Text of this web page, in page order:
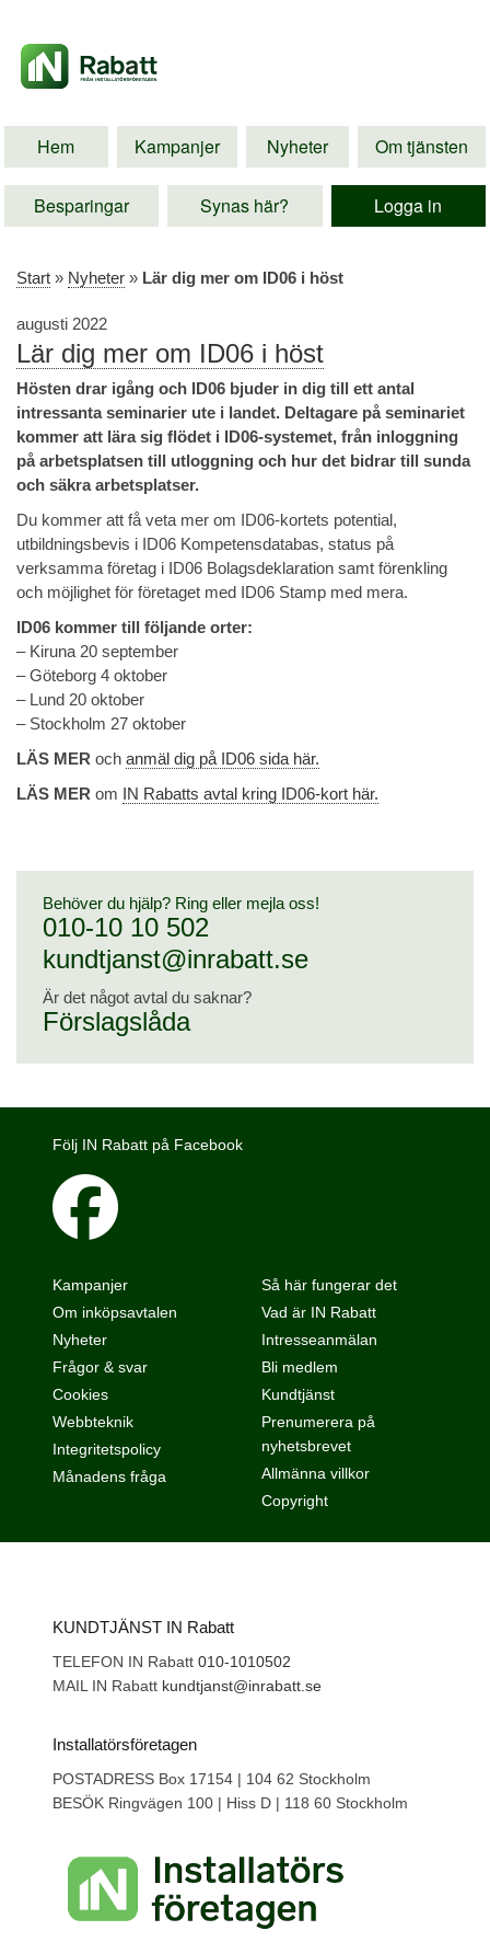
Hem Kampanjer Nyheter Om tjänsten
Besparingar Synas här? Logga in
Start » Nyheter » Lär dig mer om ID06 i höst
augusti 2022
Lär dig mer om ID06 i höst
Hösten drar igång och ID06 bjuder in dig till ett antal
intressanta seminarier ute i landet. Deltagare på seminariet
kommer att lära sig flödet i ID06-systemet, från inloggning
på arbetsplatsen till utloggning och hur det bidrar till sunda
och säkra arbetsplatser.
Du kommer att få veta mer om ID06-kortets potential,
utbildningsbevis i ID06 Kompetensdatabas, status på
verksamma företag i ID06 Bolagsdeklaration samt förenkling
och möjlighet för företaget med ID06 Stamp med mera.
ID06 kommer till följande orter:
– Kiruna 20 september
– Göteborg 4 oktober
– Lund 20 oktober
– Stockholm 27 oktober
LÄS MER och anmäl dig på ID06 sida här.
LÄS MER om IN Rabatts avtal kring ID06-kort här.
Behöver du hjälp? Ring eller mejla oss!
010-10 10 502
kundtjanst@inrabatt.se
Är det något avtal du saknar?
Förslagslåda
Följ IN Rabatt på Facebook
Kampanjer
Om inköpsavtalen
Nyheter
Frågor & svar
Så här fungerar det
Vad är IN Rabatt
Intresseanmälan
Bli medlem
Cookies
Webbteknik
Integritetspolicy
Månadens fråga
Kundtjänst
Prenumerera på
nyhetsbrevet
Allmänna villkor
Copyright
KUNDTJÄNST IN Rabatt
TELEFON IN Rabatt 010-1010502
MAIL IN Rabatt kundtjanst@inrabatt.se
Installatörsföretagen
POSTADRESS Box 17154 | 104 62 Stockholm
BESÖK Ringvägen 100 | Hiss D | 118 60 Stockholm